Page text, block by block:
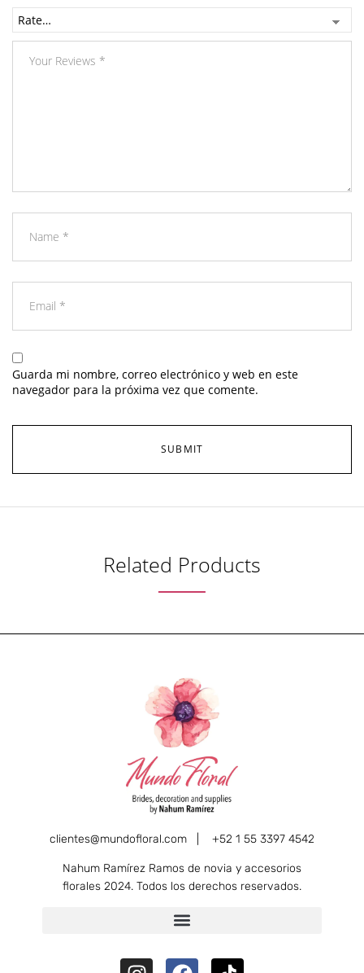
Guarda mi nombre, correo electrónico y web en este
navegador para la próxima vez que comente.
Related Products
clientes@mundofloral.com | +52 1 55 3397 4542
Nahum Ramírez Ramos de novia y accesorios
florales 2024. Todos los derechos reservados.